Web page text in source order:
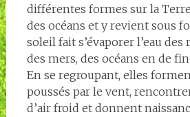
différentes formes sur la
des océans et y revient sous
soleil fait s’évaporer l’eau des
des mers, des océans en de
En se regroupant, elles
poussés par le vent,
d’air froid et donnent